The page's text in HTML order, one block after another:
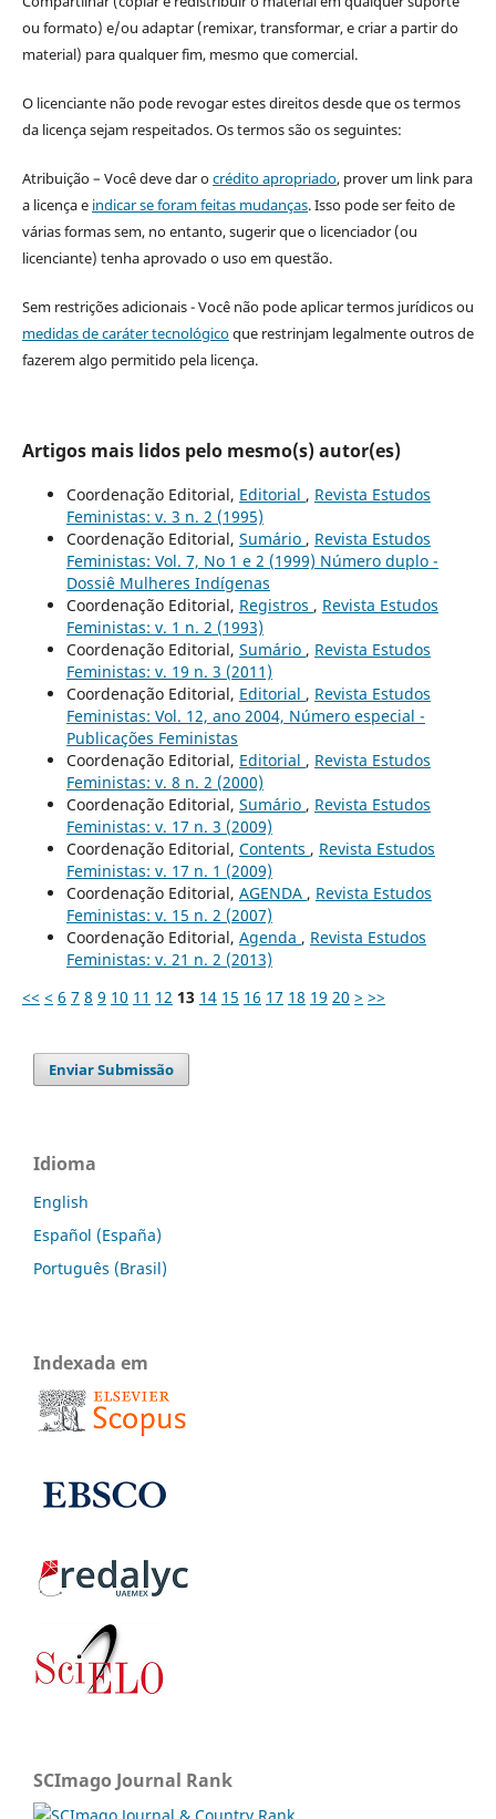
ou formato) e/ou adaptar (remixar, transformar, e criar a partir do
material) para qualquer fim, mesmo que comercial.
O licenciante não pode revogar estes direitos desde que os termos
da licença sejam respeitados. Os termos são os seguintes:
Atribuição – Você deve dar ocrédito apropriado, prover um link para
a licença e indicar se foram feitas mudanças. Isso pode ser feito de
várias formas sem, no entanto, sugerir que o licenciador (ou
licenciante) tenha aprovado o uso em questão.
Sem restrições adicionais - Você não pode aplicar termos jurídicos ou
medidas de caráter tecnológicoque restrinjam legalmente outros de
fazerem algo permitido pela licença.
Artigos mais lidos pelo mesmo(s) autor(es)
Coordenação Editorial, Editorial , Revista Estudos
Feministas: v. 3 n. 2 (1995)
Coordenação Editorial, Sumário , Revista Estudos
Feministas: Vol. 7, No 1 e 2 (1999) Número duplo -
Dossiê Mulheres Indígenas
Coordenação Editorial, Registros , Revista Estudos
Feministas: v. 1 n. 2 (1993)
Coordenação Editorial, Sumário , Revista Estudos
Feministas: v. 19 n. 3 (2011)
Coordenação Editorial, Editorial , Revista Estudos
Feministas: Vol. 12, ano 2004, Número especial -
Publicações Feministas
Coordenação Editorial, Editorial , Revista Estudos
Feministas: v. 8 n. 2 (2000)
Coordenação Editorial, Sumário , Revista Estudos
Feministas: v. 17 n. 3 (2009)
Coordenação Editorial, Contents , Revista Estudos
Feministas: v. 17 n. 1 (2009)
Coordenação Editorial, AGENDA , Revista Estudos
Feministas: v. 15 n. 2 (2007)
Coordenação Editorial, Agenda , Revista Estudos
Feministas: v. 21 n. 2 (2013)
<< < 6 7 8 9 10 11 12 13 14 15 16 17 18 19 20 > >>
Enviar Submissão
Idioma
English
Español (España)
Português (Brasil)
Indexada em
SCImago Journal Rank